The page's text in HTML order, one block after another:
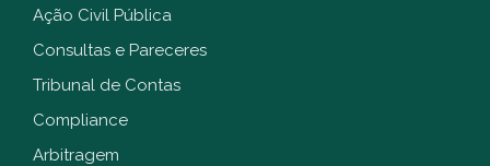
Ação Civil Pública
Consultas e Pareceres
Tribunal de Contas
Compliance
Arbitragem